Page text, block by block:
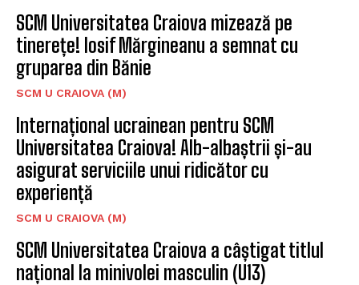
SCM Universitatea Craiova mizează pe
tinerețe! Iosif Mărgineanu a semnat cu
gruparea din Bănie
SCM U CRAIOVA (M)
Internațional ucrainean pentru SCM
Universitatea Craiova! Alb-albaștrii și-au
asigurat serviciile unui ridicător cu
experiență
SCM U CRAIOVA (M)
SCM Universitatea Craiova a câștigat titlul
național la minivolei masculin (U13)